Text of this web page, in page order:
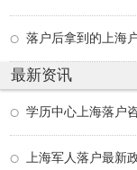
落户后拿到的上海
最新资讯
学历中心上海落户
上海军人落户最新